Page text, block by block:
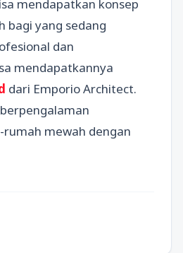
mendapatkan konsep
bagi yang sedang
dan
mendapatkannya
dari Emporio Architect.
mewah dengan